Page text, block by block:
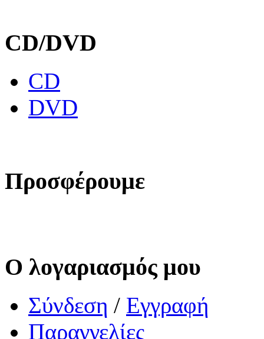
CD/DVD
CD
DVD
Προσφέρουμε
Ο λογαριασμός μου
Σύνδεση / Εγγραφή
Παραγγελίες